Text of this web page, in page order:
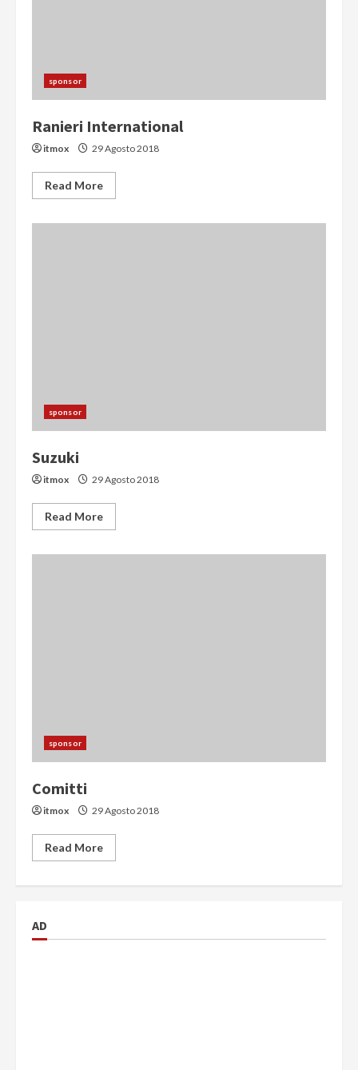
sponsor
Ranieri International
itmox 29 Agosto 2018
Read More
sponsor
Suzuki
itmox 29 Agosto 2018
Read More
sponsor
Comitti
itmox 29 Agosto 2018
Read More
AD